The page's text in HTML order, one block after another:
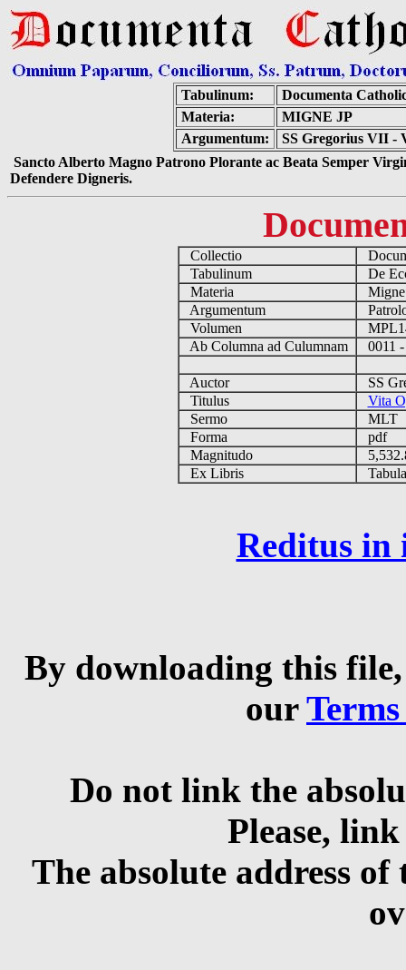
Tabulinum:
Documenta
Materia:
MIGNE JP
Argumentum:
SS Gregorius VII -
Sancto Alberto Magno Patrono Plorante ac Beata Semper
Defendere Digneris.
Collectio
Tabulinum
De
Materia
Argumentum
Volumen
Ab Columna ad Culumnam
0011
Auctor
SS
Titulus
Vita
Sermo
MLT
Forma
pdf
Magnitudo
Ex Libris
Reditus in
By downloading this
our
Do not link the
Please,
The absolute address